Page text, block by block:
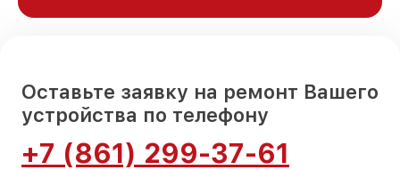
Оставьте заявку на ремонт Вашего
устройства по телефону
+7 (861) 299-37-61